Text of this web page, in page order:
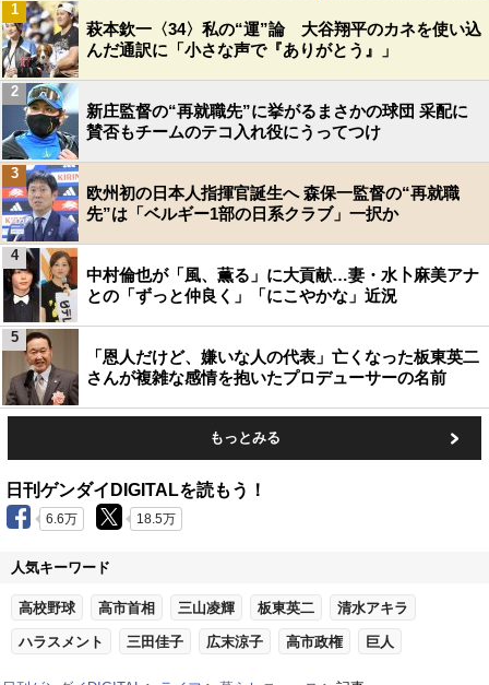
萩本欽一〈34〉私の“運”論 大谷翔平のカネを使い込
んだ通訳に「小さな声で『ありがとう』」
1
新庄監督の“再就職先”に挙がるまさかの球団 采配に
賛否もチームのテコ入れ役にうってつけ
2
欧州初の日本人指揮官誕生へ 森保一監督の“再就職
先”は「ベルギー1部の日系クラブ」一択か
3
中村倫也が「風、薫る」に大貢献…妻・水卜麻美アナ
との「ずっと仲良く」「にこやかな」近況
4
「恩人だけど、嫌いな人の代表」亡くなった板東英二
さんが複雑な感情を抱いたプロデューサーの名前
5
もっとみる
日刊ゲンダイDIGITALを読もう！
6.6万 18.5万
人気キーワード
高校野球 高市首相 三山凌輝 板東英二 清水アキラ
ハラスメント 三田佳子 広末涼子 高市政権 巨人